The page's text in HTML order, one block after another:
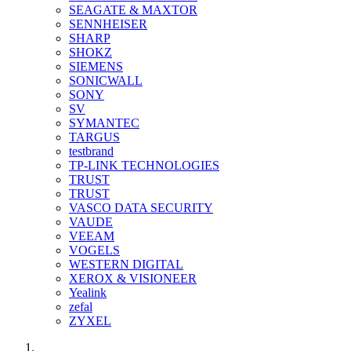
SEAGATE & MAXTOR
SENNHEISER
SHARP
SHOKZ
SIEMENS
SONICWALL
SONY
SV
SYMANTEC
TARGUS
testbrand
TP-LINK TECHNOLOGIES
TRUST
TRUST
VASCO DATA SECURITY
VAUDE
VEEAM
VOGELS
WESTERN DIGITAL
XEROX & VISIONEER
Yealink
zefal
ZYXEL